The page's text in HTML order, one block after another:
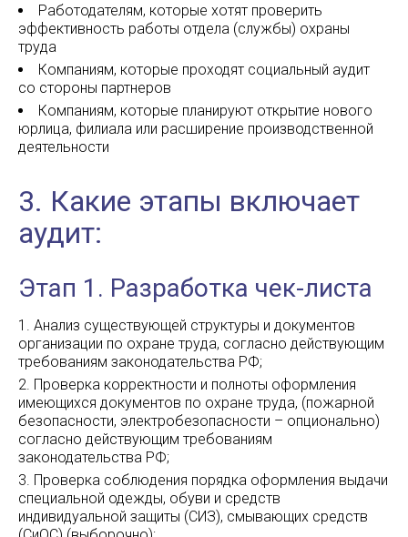
Работодателям, которые хотят проверить
эффективность работы отдела (службы) охраны
труда
Компаниям, которые проходят социальный аудит
со стороны партнеров
Компаниям, которые планируют открытие нового
юрлица, филиала или расширение производственной
деятельности
3. Какие этапы включает
аудит:
Этап 1. Разработка чек-листа
Анализ существующей структуры и документов
организации по охране труда, согласно действующим
требованиям законодательства РФ;
Проверка корректности и полноты оформления
имеющихся документов по охране труда, (пожарной
безопасности, электробезопасности – опционально)
согласно действующим требованиям
законодательства РФ;
Проверка соблюдения порядка оформления выдачи
специальной одежды, обуви и средств
индивидуальной защиты (СИЗ), смывающих средств